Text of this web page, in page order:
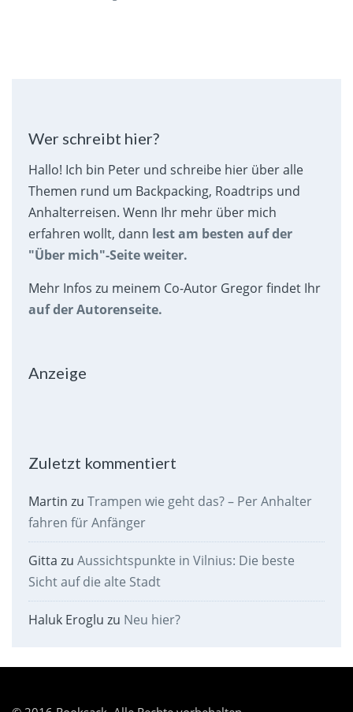
Wer schreibt hier?
Hallo! Ich bin Peter und schreibe hier über alle
Themen rund um Backpacking, Roadtrips und
Anhalterreisen. Wenn Ihr mehr über mich
erfahren wollt, dann lest am besten auf der
"Über mich"-Seite weiter.
Mehr Infos zu meinem Co-Autor Gregor findet Ihr
auf der Autorenseite.
Anzeige
Zuletzt kommentiert
Martin zu Trampen wie geht das? – Per Anhalter
fahren für Anfänger
Gitta zu Aussichtspunkte in Vilnius: Die beste
Sicht auf die alte Stadt
Haluk Eroglu zu Neu hier?